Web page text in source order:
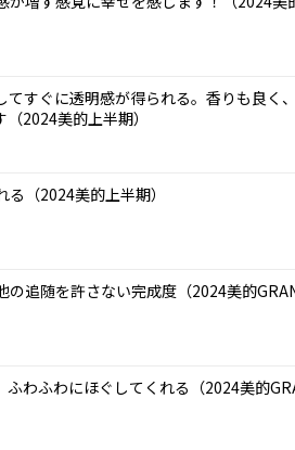
すぐに透明感が得られる。香りも良く
2024美的上半期）
（2024美的上半期）
の追随を許さない完成度（2024美的
わふわにほぐしてくれる（2024美的